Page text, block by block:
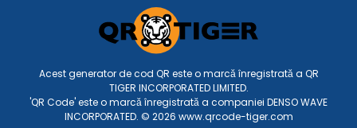
Acest generator de cod QR este o marcă înregistrată a QR
TIGER INCORPORATED LIMITED.
'QR Code' este o marcă înregistrată a companiei DENSO WAVE
INCORPORATED. © 2026 www.qrcode-tiger.com